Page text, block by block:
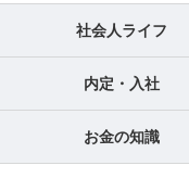
社会人ライフ
内定・入社
お金の知識